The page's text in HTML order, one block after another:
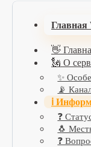
Главная
👋
🗽 О
✨
📡
ℹ️
❓
🐧
❓